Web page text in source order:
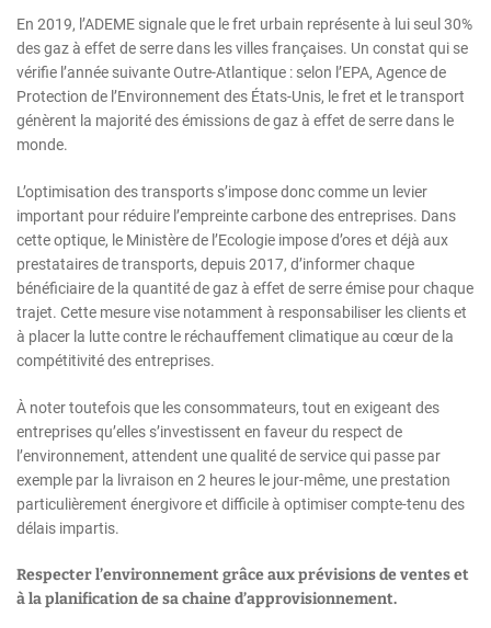
En 2019, l’ADEME signale que le fret urbain représente à lui seul 30%
des gaz à effet de serre dans les villes françaises. Un constat qui se
vérifie l’année suivante Outre-Atlantique : selon l’EPA, Agence de
Protection de l’Environnement des États-Unis, le fret et le transport
génèrent la majorité des émissions de gaz à effet de serre dans le
monde.
L’optimisation des transports s’impose donc comme un levier
important pour réduire l’empreinte carbone des entreprises. Dans
cette optique, le Ministère de l’Ecologie impose d’ores et déjà aux
prestataires de transports, depuis 2017, d’informer chaque
bénéficiaire de la quantité de gaz à effet de serre émise pour chaque
trajet. Cette mesure vise notamment à responsabiliser les clients et
à placer la lutte contre le réchauffement climatique au cœur de la
compétitivité des entreprises.
À noter toutefois que les consommateurs, tout en exigeant des
entreprises qu’elles s’investissent en faveur du respect de
l’environnement, attendent une qualité de service qui passe par
exemple par la livraison en 2 heures le jour-même, une prestation
particulièrement énergivore et difficile à optimiser compte-tenu des
délais impartis.
Respecter l’environnement grâce aux prévisions de ventes et
à la planification de sa chaine d’approvisionnement.